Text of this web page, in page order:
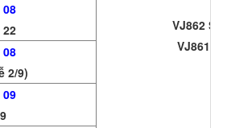
VJ862
VJ861
22
2/9)